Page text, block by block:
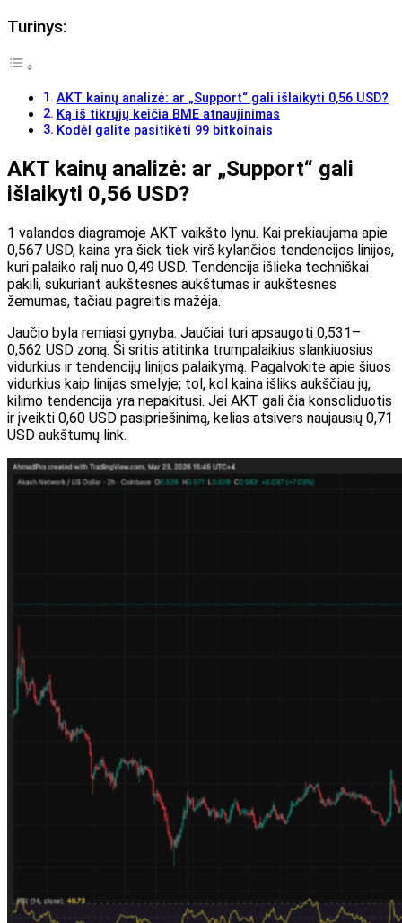
Turinys:
AKT kainų analizė: ar „Support“ gali išlaikyti 0,56 USD?
Ką iš tikrųjų keičia BME atnaujinimas
Kodėl galite pasitikėti 99 bitkoinais
AKT kainų analizė: ar „Support“ gali
išlaikyti 0,56 USD?
1 valandos diagramoje AKT vaikšto lynu. Kai prekiaujama apie
0,567 USD, kaina yra šiek tiek virš kylančios tendencijos linijos,
kuri palaiko ralį nuo 0,49 USD. Tendencija išlieka techniškai
pakili, sukuriant aukštesnes aukštumas ir aukštesnes
žemumas, tačiau pagreitis mažėja.
Jaučio byla remiasi gynyba. Jaučiai turi apsaugoti 0,531–
0,562 USD zoną. Ši sritis atitinka trumpalaikius slankiuosius
vidurkius ir tendencijų linijos palaikymą. Pagalvokite apie šiuos
vidurkius kaip linijas smėlyje; tol, kol kaina išliks aukščiau jų,
kilimo tendencija yra nepakitusi. Jei AKT gali čia konsoliduotis
ir įveikti 0,60 USD pasipriešinimą, kelias atsivers naujausių 0,71
USD aukštumų link.